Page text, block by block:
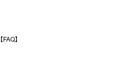
【FAQ】